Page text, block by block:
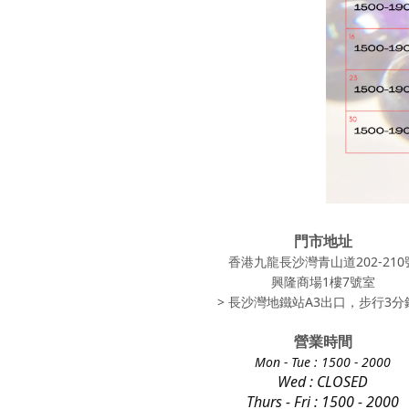
門市地址
香港九龍長沙灣青山道202-210
興隆商場1樓7號室
> 長沙灣地鐵站A3出口，步行3分
營業時間
Mon - Tue : 1500 - 2000
Wed : CLOSED
Thurs - Fri: 1500 - 2000